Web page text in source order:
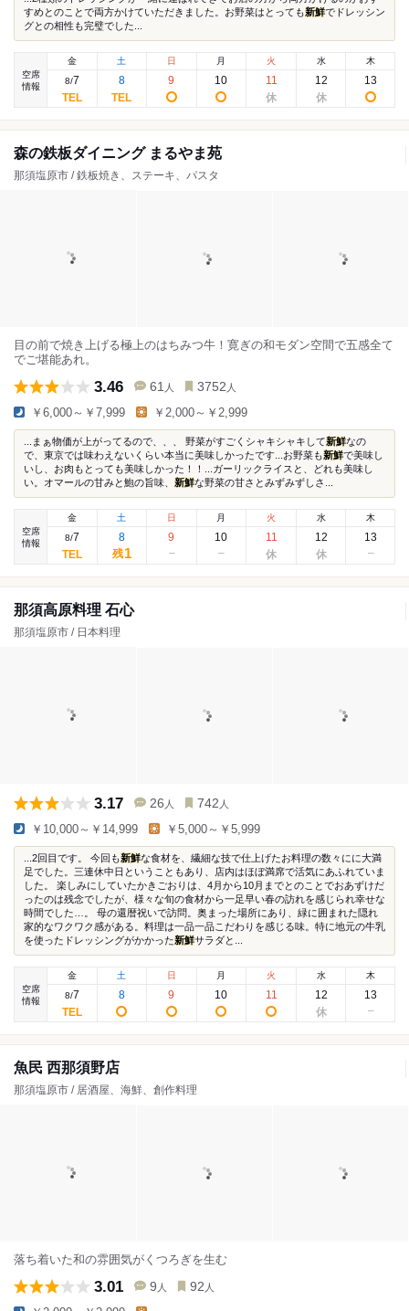
すめとのことで両方かけていただきました。お野菜はとっても新鮮でドレッシン
グとの相性も完璧でした...
空席
情報
金
8/7
土
8
日
9
月
10
火
11
水
12
木
13
森の鉄板ダイニング まるやま苑
那須塩原市 / 鉄板焼き、ステーキ、パスタ
目の前で焼き上げる極上のはちみつ牛！寛ぎの和モダン空間で五感全て
でご堪能あれ。
3.46 61 人 3752 人
￥6,000～￥7,999 ￥2,000～￥2,999
...まぁ物価が上がってるので、、、 野菜がすごくシャキシャキして新鮮なの
で、東京では味わえないくらい本当に美味しかったです...お野菜も新鮮で美味し
いし、お肉もとっても美味しかった！！...ガーリックライスと、どれも美味し
い。オマールの甘みと鮑の旨味、 新鮮な野菜の甘さとみずみずしさ...
空席
情報
金
8/7
土
8
残1
日
9
月
10
火
11
水
12
木
13
那須高原料理 石心
那須塩原市 / 日本料理
3.17 26 人 742 人
￥10,000～￥14,999 ￥5,000～￥5,999
...2回目です。 今回も新鮮な食材を、繊細な技で仕上げたお料理の数々にに大満
足でした。三連休中日ということもあり、店内はほぼ満席で活気にあふれていま
した。 楽しみにしていたかきごおりは、4月から10月までとのことでおあずけだ
ったのは残念でしたが、様々な旬の食材から一足早い春の訪れを感じられ幸せな
時間でした…。 母の還暦祝いで訪問。奥まった場所にあり、緑に囲まれた隠れ
家的なワクワク感がある。料理は一品一品こだわりを感じる味。特に地元の牛乳
を使ったドレッシングがかかった新鮮サラダと...
空席
情報
金
8/7
土
8
日
9
月
10
火
11
水
12
木
13
魚民 西那須野店
那須塩原市 / 居酒屋、海鮮、創作料理
落ち着いた和の雰囲気がくつろぎを生む
3.01 9 人 92 人